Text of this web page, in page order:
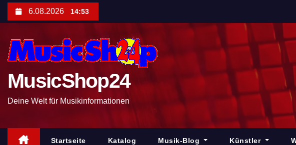
6.08.2026 14:53
MusicShop24
Deine Welt für Musikinformationen
Startseite Katalog Musik-Blog Künstler